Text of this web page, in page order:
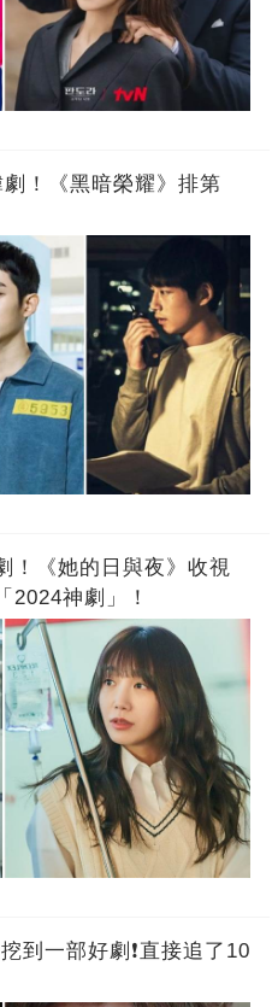
！《黑暗榮耀》排第
！《她的日與夜》收視
2024神劇」！
到一部好劇❗直接追了10